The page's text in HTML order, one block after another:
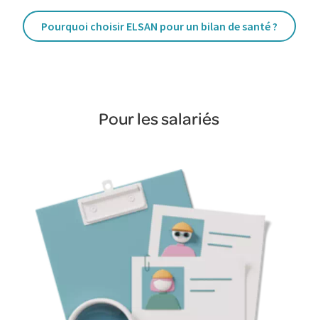
Pourquoi choisir ELSAN pour un bilan de santé ?
Pour les salariés